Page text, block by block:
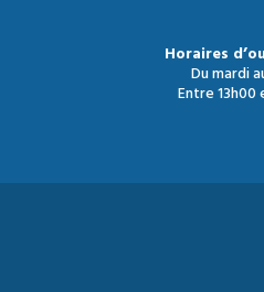
Horaires
Du mardi
Entre 13h00